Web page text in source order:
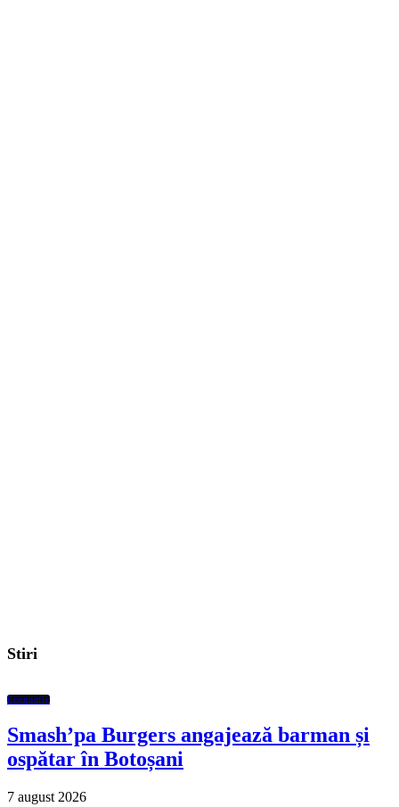
Stiri
Economic
Smash’pa Burgers angajează barman și
ospătar în Botoșani
7 august 2026